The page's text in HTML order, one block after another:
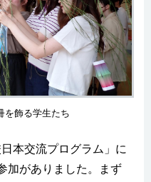
学生たち
本交流プログラム」に
加がありました。まず